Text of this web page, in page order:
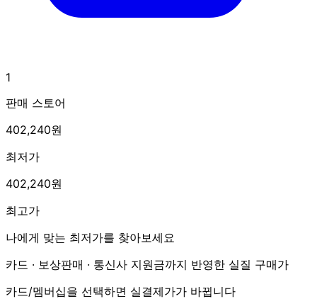
1
판매 스토어
402,240원
최저가
402,240원
최고가
나에게 맞는 최저가를 찾아보세요
카드 · 보상판매 · 통신사 지원금까지 반영한 실질 구매가
카드/멤버십을 선택하면 실결제가가 바뀝니다